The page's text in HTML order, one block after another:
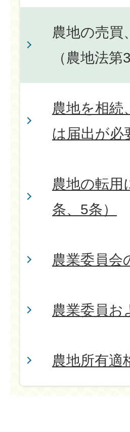
農地の売買
（農地法第
農地を相続
は届出が必
農地の転用
条、5条）
農業委員会
農業委員お
農地所有適